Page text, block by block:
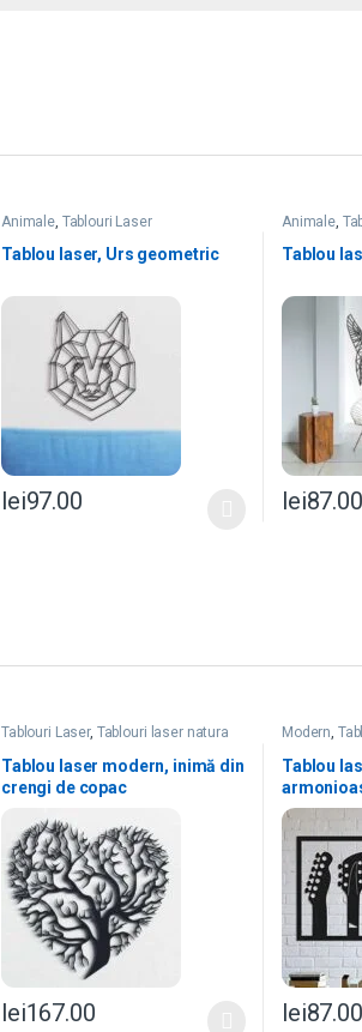
Animale Tablouri Laser
Tablou laser, Urs geometric
lei97.00
Animale
Tablou
lei87.00
Tablouri Laser, Tablouri laser natura
Tablou laser modern, inimă din
crengi de copac
lei167.00
Modern,
Tablou
lei87.00